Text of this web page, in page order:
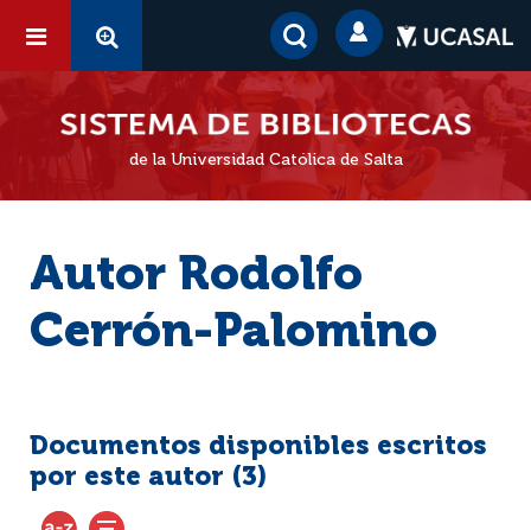
de la Universidad Católica de Salta
Autor Rodolfo
Cerrón-Palomino
Documentos disponibles escritos
por este autor (3)